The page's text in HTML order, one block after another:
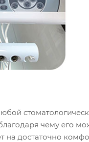
чему его
на достаточно